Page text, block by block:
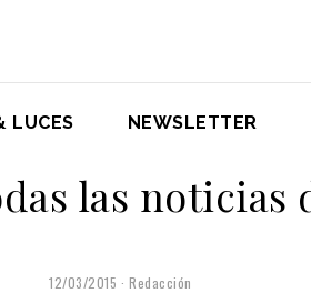
LUCES NEWSLETTER
las noticias
12/03/2015 Redacción